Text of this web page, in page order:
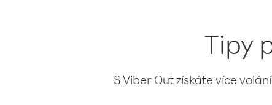
Tipy
S Viber Out získáte více